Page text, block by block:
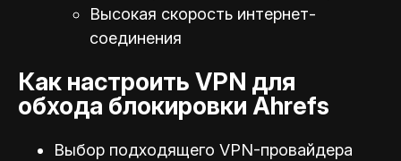
Высокая скорость интернет-
соединения
Как настроить VPN для
обхода блокировки Ahrefs
Выбор подходящего VPN-провайдера